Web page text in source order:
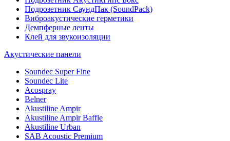
Подрозетник СаундПак (SoundPack)
Виброакустические герметики
Демпферные ленты
Клей для звукоизоляции
Акустические панели
Soundec Super Fine
Soundec Lite
Acospray
Belner
Akustiline Ampir
Akustiline Ampir Baffle
Akustiline Urban
SAB Acoustic Premium